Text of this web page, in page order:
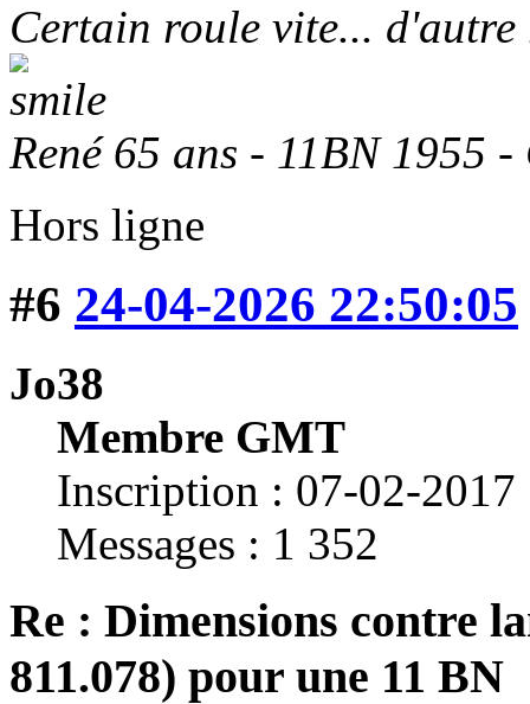
Certain roule vite...
René 65 ans - 11BN 1955
Hors ligne
#6 24-04-2026 22:50:05
Jo38
Membre GMT
Inscription : 07-02-2017
Messages : 1 352
Re : Dimensions contre
811.078) pour une 11 BN